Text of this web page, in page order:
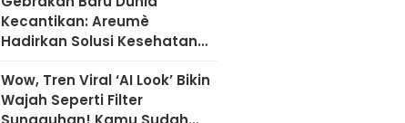
Kecantikan: Areumè
Hadirkan Solusi Kesehatan
Wow, Tren Viral ‘AI Look’ Bikin
Wajah Seperti Filter